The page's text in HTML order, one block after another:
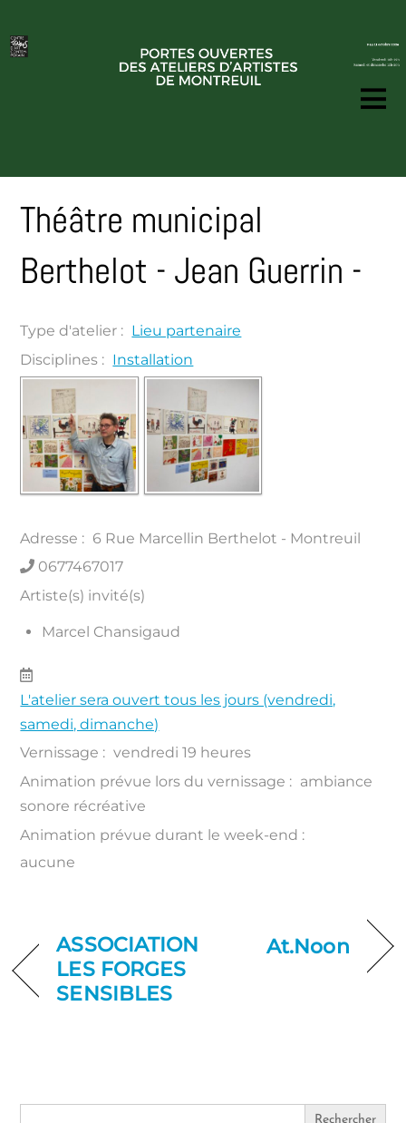
Théâtre municipal
Berthelot - Jean Guerrin -
Type d'atelier : Lieu partenaire
Disciplines : Installation
Adresse : 6 Rue Marcellin Berthelot - Montreuil
0677467017
Artiste(s) invité(s)
Marcel Chansigaud
L'atelier sera ouvert tous les jours (vendredi,
samedi, dimanche)
Vernissage : vendredi 19 heures
Animation prévue lors du vernissage : ambiance
sonore récréative
Animation prévue durant le week-end :
aucune
ASSOCIATION
LES FORGES
SENSIBLES
At.Noon
Search